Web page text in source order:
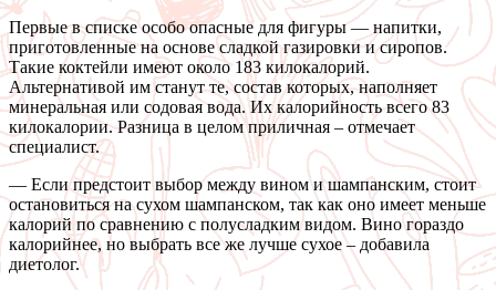
Первые в списке особо опасные для фигуры — напитки,
приготовленные на основе сладкой газировки и сиропов.
Такие коктейли имеют около 183 килокалорий.
Альтернативой им станут те, состав которых, наполняет
минеральная или содовая вода. Их калорийность всего 83
килокалории. Разница в целом приличная – отмечает
специалист.
— Если предстоит выбор между вином и шампанским, стоит
остановиться на сухом шампанском, так как оно имеет меньше
калорий по сравнению с полусладким видом. Вино гораздо
калорийнее, но выбрать все же лучше сухое – добавила
диетолог.